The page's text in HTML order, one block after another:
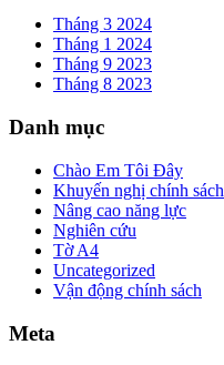
Tháng 3 2024
Tháng 1 2024
Tháng 9 2023
Tháng 8 2023
Danh mục
Chào Em Tôi Đây
Khuyến nghị chính sách
Nâng cao năng lực
Nghiên cứu
Tờ A4
Uncategorized
Vận động chính sách
Meta